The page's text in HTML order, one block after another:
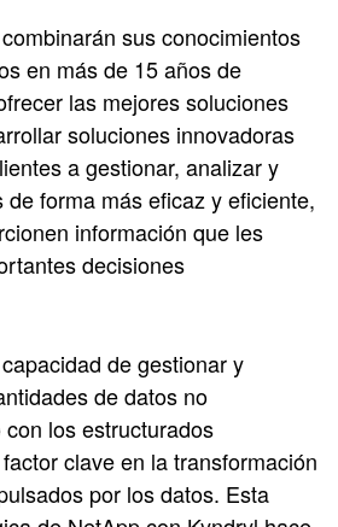
sus conocimientos
en más de 15 años de
las mejores soluciones
soluciones innovadoras
a gestionar, analizar y
forma más eficaz y eficiente,
información que les
decisiones
de gestionar y
de datos no
los estructurados
clave en la transformación
por los datos. Esta